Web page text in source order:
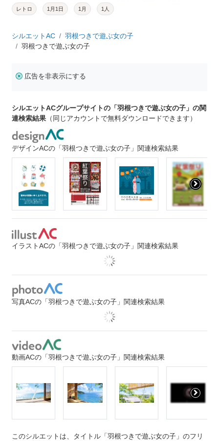
レトロ 1月1日 1月 1人
シルエットAC
羽根つきで遊ぶ女の子
羽根つきで遊ぶ女の子
広告を非表示にする
シルエットACグループサイトの「羽根つきで遊ぶ女の子」の関
連検索結果 （同じアカウントで無料ダウンロードできます）
デザインACの「羽根つきで遊ぶ女の子」関連検索結果
イラストACの「羽根つきで遊ぶ女の子」関連検索結果
写真ACの「羽根つきで遊ぶ女の子」関連検索結果
動画ACの「羽根つきで遊ぶ女の子」関連検索結果
このシルエットは、タイトル「羽根つきで遊ぶ女の子」のフリ